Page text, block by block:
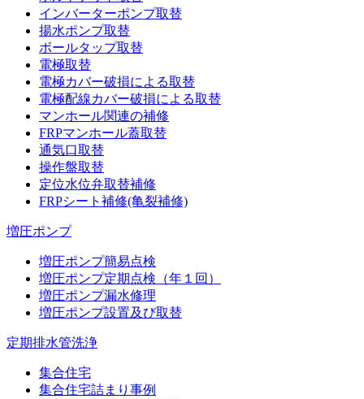
インバーターポンプ取替
揚水ポンプ取替
ボールタップ取替
電極取替
電極カバー破損による取替
電極配線カバー破損による取替
マンホール関連の補修
FRPマンホール蓋取替
通気口取替
操作盤取替
定位水位弁取替補修
FRPシート補修(亀裂補修)
増圧ポンプ
増圧ポンプ簡易点検
増圧ポンプ定期点検（年１回）
増圧ポンプ漏水修理
増圧ポンプ設置及び取替
定期排水管洗浄
集合住宅
集合住宅詰まり事例